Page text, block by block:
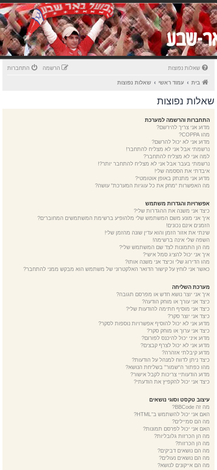
שאלות נפוצות התחברות הרשמה
בית עמוד ראשי שאלות נפוצות
שאלות נפוצות
התחברות והרשמה למערכת
מדוע אני צריך להירשם?
מהו COPPA?
מדוע אני לא יכול להרשם?
נרשמתי אבל אני לא מצליח להתחבר!
למה אני לא מצליח להתחבר?
נרשמתי בעבר אבל אני לא מצליח להתחבר יותר?!
איבדתי את הססמה שלי!
מדוע אני מתנתק באופן אוטומטי?
מה האפשרות “מחק את כל עוגיות המערכת” עושה?
אפשרויות והגדרות משתמש
כיצד אני משנה את ההגדרות שלי?
איך אני מונע משם המשתמש שלי מלהופיע ברשימת המשתמשים המחוברים?
הזמנים אינם נכונים!
שינתי את אזור הזמן והוא עדין שונה מהזמן שלי!
השפה שלי אינה ברשימה!
מה הן התמונות לצד שם המשתמש שלי?
איך אני יכול להציג סמל אישי?
מהו הדירוג שלי וכיצד אני משנה אותו?
כאשר אני לוחץ על קישור הדואר האלקטרוני של משתמש הוא מבקש ממני להתחבר?
מערכת השליחה
איך אני יוצר נושא חדש או מפרסם תגובה?
כיצד אני עורך או מוחק הודעה?
כיצד אני מוסיף חתימה להודעות שלי?
כיצד אני יוצר סקר?
מדוע אני לא יכול להוסיף אפשרויות נוספות לסקר?
כיצד אני ערוך או מוחק סקר?
מדוע איני יכול להיכנס לפורום?
מדוע אני לא יכול לצרף קבצים?
מדוע קיבלתי אזהרה?
כיצד ניתן לדווח למנהל על הודעות?
מהו כפתור ה“שמור” בשליחת הנושא?
מדוע הודעותיי צריכות לקבל אישור?
כיצד אני יכול להקפיץ את הודעתי?
עיצוב טקסט וסוגי נושאים
מה זה BBCode?
האם אני יכול להשתמש ב־HTML?
מה הם סמיילים?
האם אני יכול לפרסם תמונות?
מה הן הכרזות גלובליות?
מה הן הכרזות?
מה הם נושאים דביקים?
מה הם נושאים נעולים?
מה הם אייקונים לנושא?